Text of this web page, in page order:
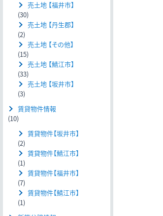
売土地 【福井市】
(30)
売土地 【丹生郡】
(2)
売土地 【その他】
(15)
売土地 【鯖江市】
(33)
売土地 【坂井市】
(3)
賃貸物件情報
(10)
賃貸物件【坂井市】
(2)
賃貸物件【鯖江市】
(1)
賃貸物件【福井市】
(7)
賃貸物件【鯖江市】
(1)